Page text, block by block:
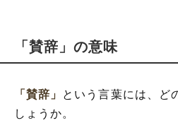
「賛辞」の意味
「賛辞」
という言葉には、ど
しょうか。